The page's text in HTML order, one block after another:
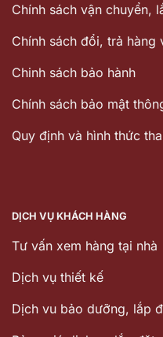
Chính sách vận chuyển,
Chính sách đổi, trả hàng
Chinh sách bảo hành
Chính sách bảo mật
Quy định và hình thức
DỊCH VỤ KHÁCH HÀNG
Tư vấn xem hàng tại nhà
Dịch vụ thiết kế
Dịch vu bảo dưỡng, lắp